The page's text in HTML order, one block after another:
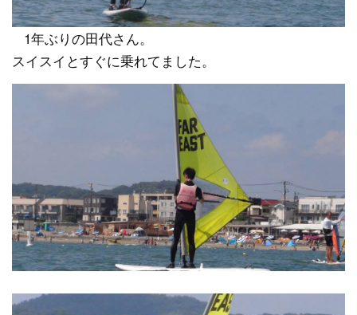
1年ぶりの田代さん。
スイスイとすぐに乗れてました。